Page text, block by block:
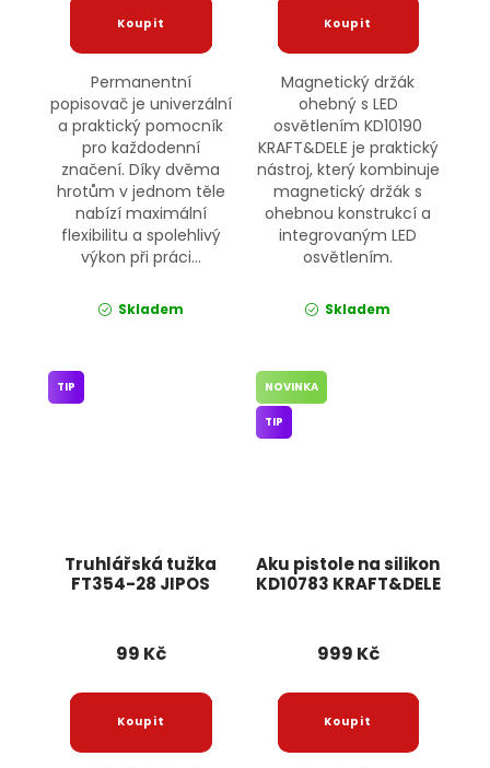
Permanentní
popisovač je univerzální
a praktický pomocník
pro každodenní
značení. Díky dvěma
hrotům v jednom těle
nabízí maximální
flexibilitu a spolehlivý
výkon při práci...
Skladem
Magnetický držák
ohebný s LED
osvětlením KD10190
KRAFT&DELE je praktický
nástroj, který kombinuje
magnetický držák s
ohebnou konstrukcí a
integrovaným LED
osvětlením.
Skladem
Truhlářská tužka
FT354-28 JIPOS
TIP
99 Kč
Aku pistole na silikon
KD10783 KRAFT&DELE
NOVINKA
TIP
999 Kč